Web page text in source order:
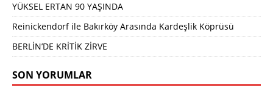
YÜKSEL ERTAN 90 YAŞINDA
Reinickendorf ile Bakırköy Arasında Kardeşlik Köprüsü
BERLİN’DE KRİTİK ZİRVE
SON YORUMLAR